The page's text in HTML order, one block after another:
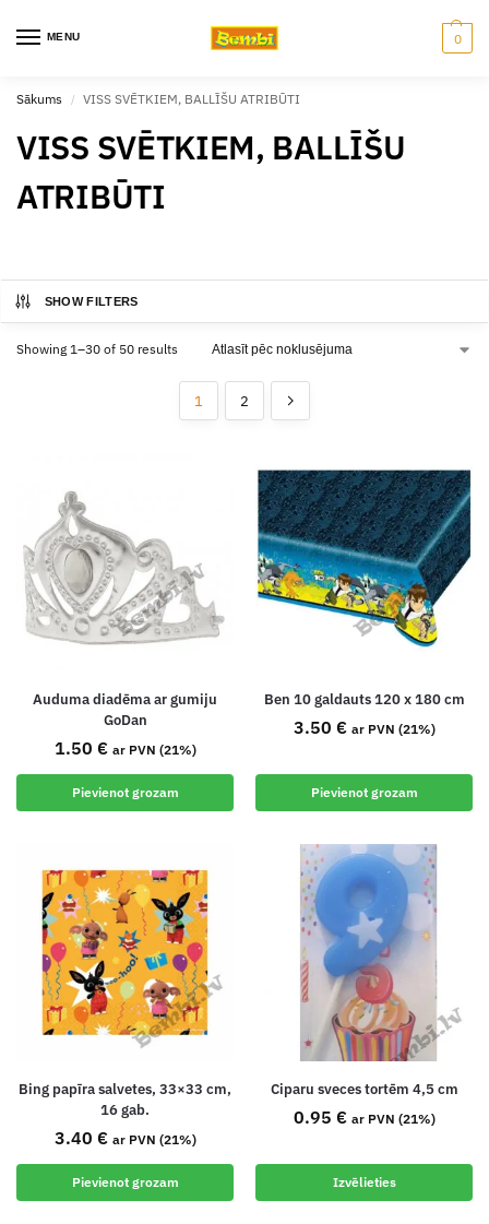
MENU 0
Sākums / VISS SVĒTKIEM, BALLĪŠU ATRIBŪTI
VISS SVĒTKIEM, BALLĪŠU
ATRIBŪTI
SHOW FILTERS
Showing 1–30 of 50 results
1 2
Auduma diadēma ar gumiju
GoDan
1.50 € ar PVN (21%)
Pievienot grozam
Ben 10 galdauts 120 x 180 cm
3.50 € ar PVN (21%)
Pievienot grozam
Bing papīra salvetes, 33×33 cm,
16 gab.
3.40 € ar PVN (21%)
Pievienot grozam
Ciparu sveces tortēm 4,5 cm
0.95 € ar PVN (21%)
Izvēlieties